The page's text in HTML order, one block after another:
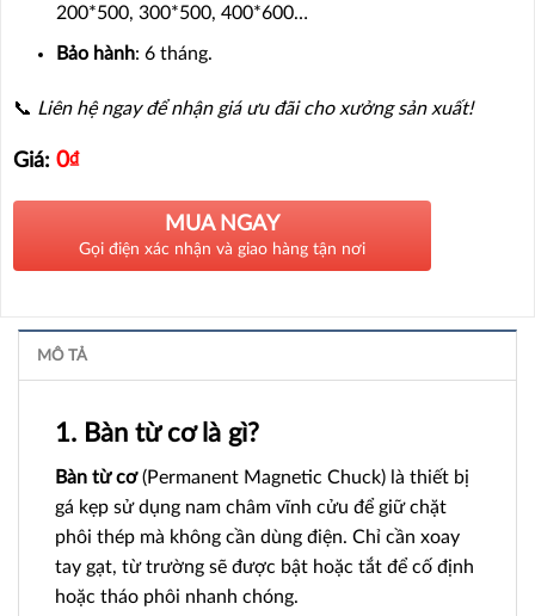
200*500, 300*500, 400*600…
Bảo hành: 6 tháng.
📞 Liên hệ ngay để nhận giá ưu đãi cho xưởng sản xuất!
Giá: 0₫
MUA NGAY
Gọi điện xác nhận và giao hàng tận nơi
MÔ TẢ
1. Bàn từ cơ là gì?
Bàn từ cơ(Permanent Magnetic Chuck) là thiết bị
gá kẹp sử dụng nam châm vĩnh cửu để giữ chặt
phôi thép mà không cần dùng điện. Chỉ cần xoay
tay gạt, từ trường sẽ được bật hoặc tắt để cố định
hoặc tháo phôi nhanh chóng.